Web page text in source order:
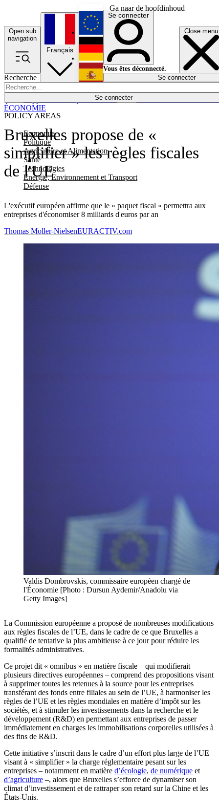
Ga naar de hoofdinhoud
Open sub
navigation
Close menu
Recherche
Se connecter
POLICY AREAS
Economie
Politique
Agriculture et Alimentation
Santé
Technologies
Energie, Environnement et Transport
Défense
Économie
Français
English
Deutsch
Español
Se connecter
Vous êtes déconnecté.
Se connecter
Bruxelles propose de «
simplifier » les règles fiscales
de l'UE
L'exécutif européen affirme que le « paquet fiscal » permettra aux
entreprises d'économiser 8 milliards d'euros par an
ÉCONOMIE
Thomas Moller-NielsenEURACTIV.com
Valdis Dombrovskis, commissaire européen chargé de
l'Économie [Photo : Dursun Aydemir/Anadolu via
Getty Images]
La Commission européenne a proposé de nombreuses modifications
aux règles fiscales de l’UE, dans le cadre de ce que Bruxelles a
qualifié de tentative la plus ambitieuse à ce jour pour réduire les
formalités administratives.
Ce projet dit « omnibus » en matière fiscale – qui modifierait
plusieurs directives européennes – comprend des propositions visant
à supprimer toutes les retenues à la source pour les entreprises
transférant des fonds entre filiales au sein de l’UE, à harmoniser les
règles de l’UE et les règles mondiales en matière d’impôt sur les
sociétés, et à stimuler les investissements dans la recherche et le
développement (R&D) en permettant aux entreprises de passer
immédiatement en charges les immobilisations corporelles utilisées à
des fins de R&D.
Cette initiative s’inscrit dans le cadre d’un effort plus large de l’UE
visant à « simplifier » la charge réglementaire pesant sur les
entreprises – notamment en matière d’écologie, de numérique et
d’agriculture –, alors que Bruxelles s’efforce de dynamiser son
climat d’investissement et de rattraper son retard sur la Chine et les
États-Unis.